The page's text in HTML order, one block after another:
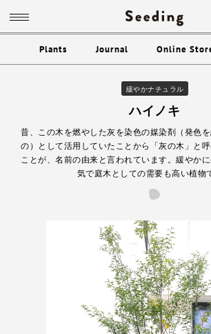
Plants Journal Online
緩やかナチュラル
ハイノキ
昔、この木を燃やした灰を染色の媒染剤（発色
の）として活用していたことから「灰の木」と
ことが、名前の由来と言われています。緩やか
気で庭木としての需要も高い植物